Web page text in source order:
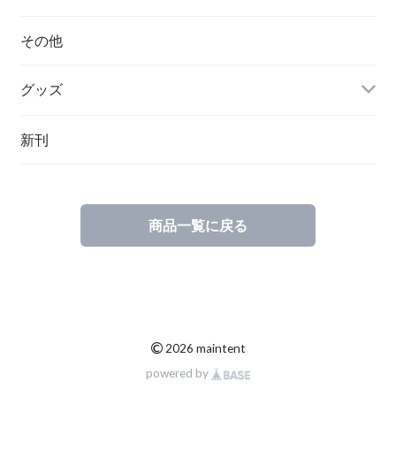
ハンガリー
その他
ポーランド
その他
グッズ
新刊
商品一覧に戻る
© 2026 maintent
powered by